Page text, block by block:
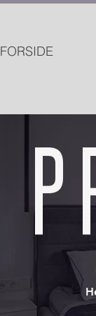
FORSIDE
P